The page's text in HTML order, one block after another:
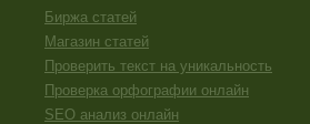
Биржа статей
Магазин статей
Проверить текст на уникальность
Проверка орфографии онлайн
SEO анализ онлайн